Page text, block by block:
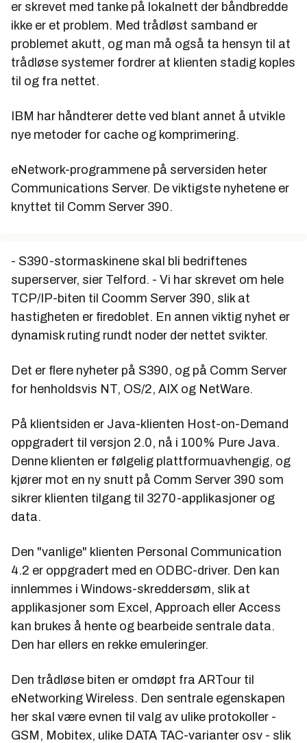
er skrevet med tanke på lokalnett der båndbredde
ikke er et problem. Med trådløst samband er
problemet akutt, og man må også ta hensyn til at
trådløse systemer fordrer at klienten stadig koples
til og fra nettet.
IBM har håndterer dette ved blant annet å utvikle
nye metoder for cache og komprimering.
eNetwork-programmene på serversiden heter
Communications Server. De viktigste nyhetene er
knyttet til Comm Server 390.
- S390-stormaskinene skal bli bedriftenes
superserver, sier Telford. - Vi har skrevet om hele
TCP/IP-biten til Coomm Server 390, slik at
hastigheten er firedoblet. En annen viktig nyhet er
dynamisk ruting rundt noder der nettet svikter.
Det er flere nyheter på S390, og på Comm Server
for henholdsvis NT, OS/2, AIX og NetWare.
På klientsiden er Java-klienten Host-on-Demand
oppgradert til versjon 2.0, nå i 100% Pure Java.
Denne klienten er følgelig plattformuavhengig, og
kjører mot en ny snutt på Comm Server 390 som
sikrer klienten tilgang til 3270-applikasjoner og
data.
Den "vanlige" klienten Personal Communication
4.2 er oppgradert med en ODBC-driver. Den kan
innlemmes i Windows-skreddersøm, slik at
applikasjoner som Excel, Approach eller Access
kan brukes å hente og bearbeide sentrale data.
Den har ellers en rekke emuleringer.
Den trådløse biten er omdøpt fra ARTour til
eNetworking Wireless. Den sentrale egenskapen
her skal være evnen til valg av ulike protokoller -
GSM, Mobitex, ulike DATA TAC-varianter osv - slik